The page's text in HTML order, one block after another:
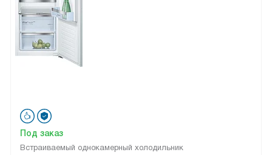
Встраиваемый однокамерный холодильник
Под заказ